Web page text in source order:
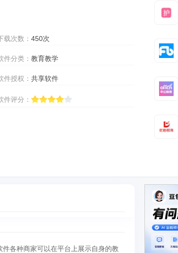
载次数： 450次
件分类： 教育教学
件授权： 共享软件
件评分：
各种商家可以在平台上展示自身的教